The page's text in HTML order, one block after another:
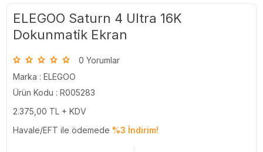
ELEGOO Saturn 4 Ultra 16K
Dokunmatik Ekran
0 Yorumlar
Marka : ELEGOO
Ürün Kodu : R005283
2.375,00 TL + KDV
Havale/EFT ile ödemede %3 İndirim!